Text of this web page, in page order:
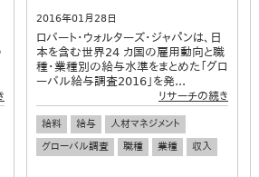
2016年01月28日
ロバート・ウォルターズ・ジャパンは、日
本を含む世界24 カ国の雇用動向と職
種・業種別の給与水準をまとめた「グロ
ーバル給与調査2016」を発...
リサーチの続き
給料 給与
人材マネジメント
グローバル調査
職種 業種 収入